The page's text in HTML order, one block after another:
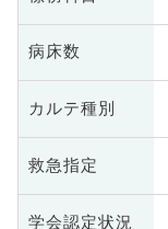
病床数
カルテ種別
救急指定
学会認定状況